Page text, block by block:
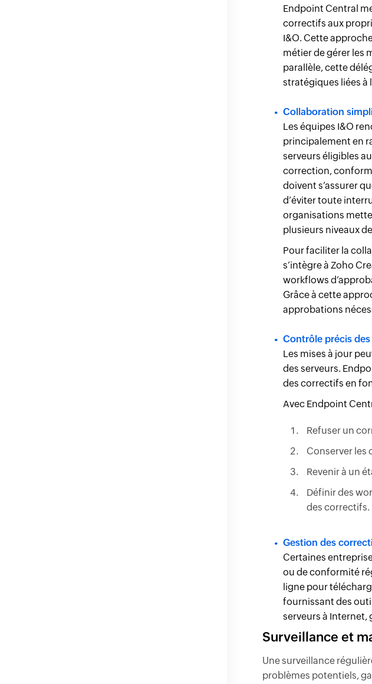
Endpoint Central
correctifs aux
I&O. Cette
métier de gérer les
parallèle, cette
stratégiques liées à
Collaboration
Les équipes I&O
principalement en
serveurs éligibles
correction,
doivent s’assurer
d’éviter toute
organisations
plusieurs niveaux
Pour faciliter la
s’intègre à Zoho
workflows
Grâce à cette
approbations
Contrôle précis
Les mises à jour
des serveurs.
des correctifs en
Avec Endpoint
Refuser un
Conserver les
Revenir à un
Définir des
des correctifs.
Gestion des
Certaines
ou de conformité
ligne pour
fournissant des
serveurs à
Surveillance et
Une surveillance
problèmes potentiels,